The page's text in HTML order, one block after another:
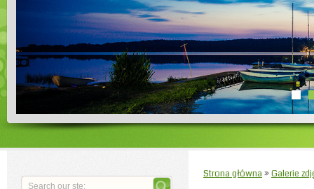
Strona główna »Galerie